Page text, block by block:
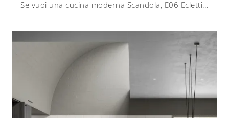
Se vuoi una cucina moderna Scandola, E06 Eclettica Optima 13 in laccato opaco ti sta aspettando nel nostro negozio di Cucine Moderne con penisola.